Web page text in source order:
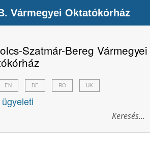
Szatmár-Bereg Vármegyei
EN DE RO UK
Vármegyei Oktatókórház